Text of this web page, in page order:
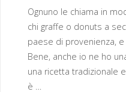
Ognuno le chiama in
chi graffe o donuts a
paese di provenienza, e
Bene, anche io ne ho
una ricetta tradizionale
è …